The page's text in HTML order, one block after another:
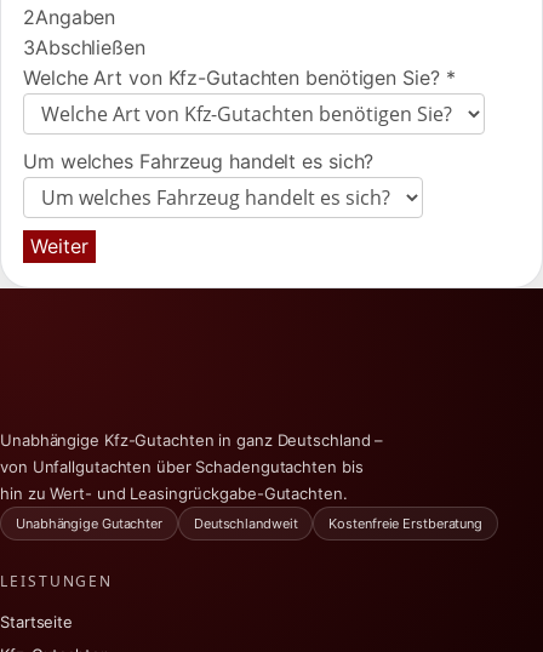
2Angaben
3Abschließen
Welche Art von Kfz-Gutachten benötigen Sie? *
Um welches Fahrzeug handelt es sich?
Weiter
Unabhängige Kfz-Gutachten in ganz Deutschland –
von Unfallgutachten über Schadengutachten bis
hin zu Wert- und Leasingrückgabe-Gutachten.
Unabhängige Gutachter Deutschlandweit Kostenfreie Erstberatung
LEISTUNGEN
Startseite